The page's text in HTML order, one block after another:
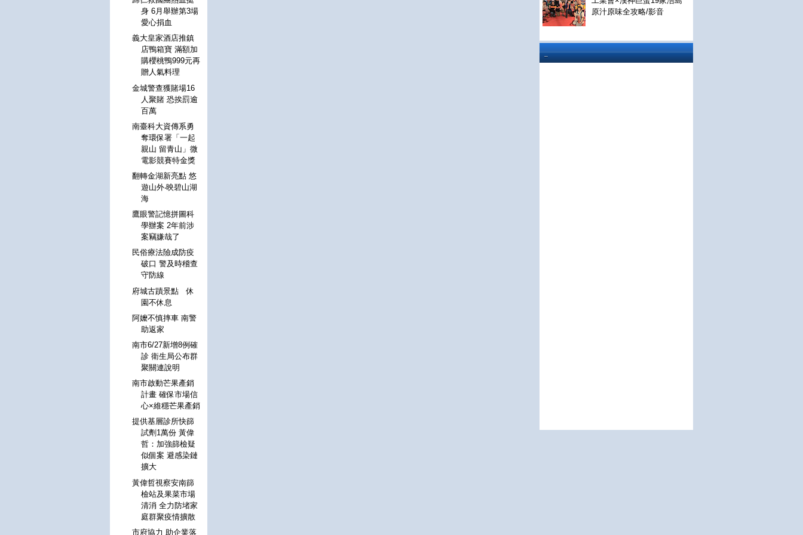
原汁原味全攻略/影音
..
身 6月舉辦第3場
愛心捐血
義大皇家酒店推鎮
店鴨箱寶 滿額加
購櫻桃鴨999元再
贈人氣料理
金城警查獲賭場16
人聚賭 恐挨罰逾
百萬
南臺科大資傳系勇
奪環保署「一起
親山 留青山」微
電影競賽特金獎
翻轉金湖新亮點 悠
遊山外‧映碧山湖
海
鷹眼警記憶拼圖科
學辦案 2年前涉
案竊嫌哉了
民俗療法險成防疫
破口 警及時稽查
守防線
府城古蹟景點 休
園不休息
阿嬤不慎摔車 南警
助返家
南市6/27新增8例確
診 衛生局公布群
聚關連說明
南市啟動芒果產銷
計畫 確保市場信
心×維穩芒果產銷
提供基層診所快篩
試劑1萬份 黃偉
哲：加強篩檢疑
似個案 避感染鏈
擴大
黃偉哲視察安南篩
檢站及果菜市場
清消 全力防堵家
庭群聚疫情擴散
市府協力 助企業落